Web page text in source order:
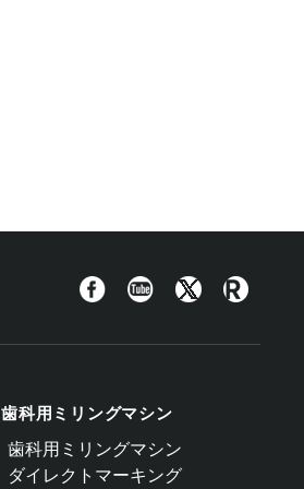
FacebookYouTubeTwitterRoland
歯科用ミリングマシン
歯科用ミリングマシン
ダイレクトマーキング